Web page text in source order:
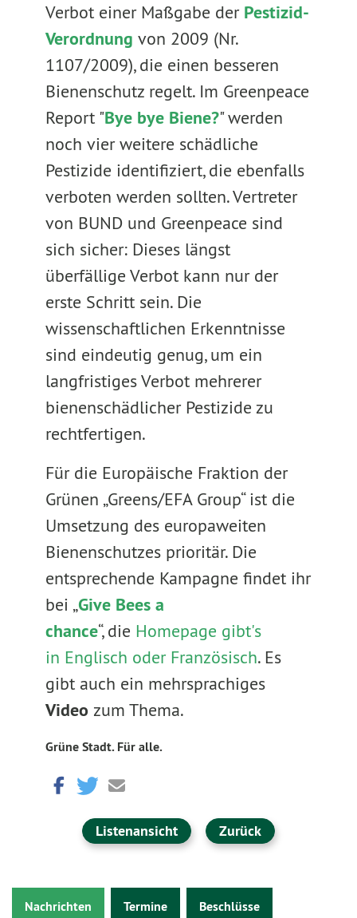
Verbot einer Maßgabe der Pestizid-
Verordnung von 2009 (Nr.
1107/2009), die einen besseren
Bienenschutz regelt. Im Greenpeace
Report "Bye bye Biene?" werden
noch vier weitere schädliche
Pestizide identifiziert, die ebenfalls
verboten werden sollten. Vertreter
von BUND und Greenpeace sind
sich sicher: Dieses längst
überfällige Verbot kann nur der
erste Schritt sein. Die
wissenschaftlichen Erkenntnisse
sind eindeutig genug, um ein
langfristiges Verbot mehrerer
bienenschädlicher Pestizide zu
rechtfertigen.
Für die Europäische Fraktion der
Grünen „Greens/EFA Group“ ist die
Umsetzung des europaweiten
Bienenschutzes prioritär. Die
entsprechende Kampagne findet ihr
bei „Give Bees a
chance“, die Homepage gibt's
in Englisch oder Französisch. Es
gibt auch ein mehrsprachiges
Video zum Thema.
Grüne Stadt. Für alle.
Listenansicht Zurück
Nachrichten Termine Beschlüsse